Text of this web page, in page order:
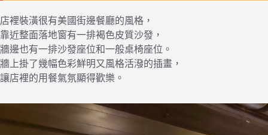
店裡裝潢很有美國街邊餐廳的風格，
靠近整面落地窗有一排褐色皮質沙發，
牆邊也有一排沙發座位和一般桌椅座位。
牆上掛了幾幅色彩鮮明又風格活潑的插畫，
讓店裡的用餐氣氛顯得歡樂。